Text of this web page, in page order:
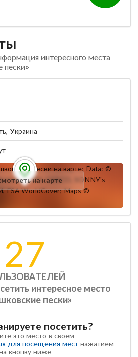
интересного места
пески»
Украина
на карте
27
интересное место
пески»
посетить?
это место в своем
для посещения мест нажатием
кнопку ниже